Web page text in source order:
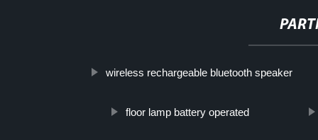
wireless rechargeable bluetooth speaker
floor lamp battery operated